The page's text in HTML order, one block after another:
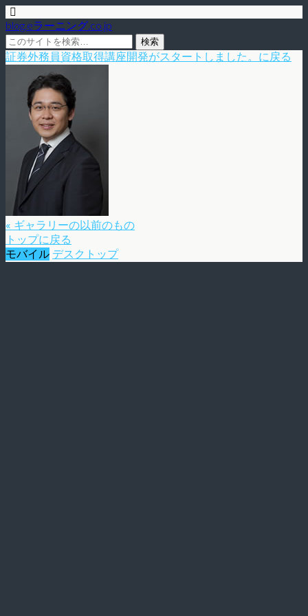
blog.eラーニング.co.jp
証券外務員資格取得講座開発がスタートしました。に戻る
« ギャラリーの以前のもの
トップに戻る
モバイル デスクトップ